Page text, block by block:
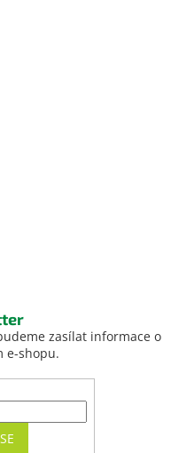
zasílat informace o
e-shopu.